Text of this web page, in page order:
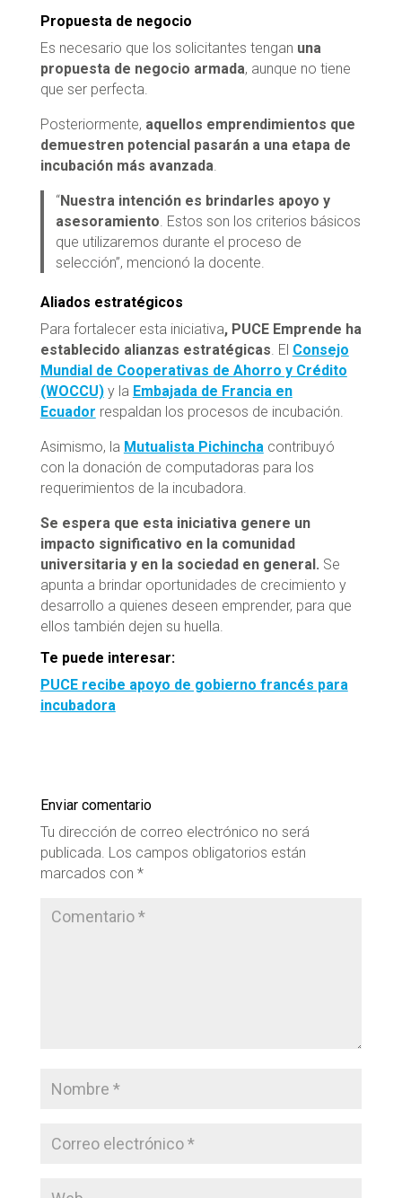
Propuesta de negocio
Es necesario que los solicitantes tengan una
propuesta de negocio armada, aunque no tiene
que ser perfecta.
Posteriormente, aquellos emprendimientos que
demuestren potencial pasarán a una etapa de
incubación más avanzada.
“Nuestra intención es brindarles apoyo y
asesoramiento. Estos son los criterios básicos
que utilizaremos durante el proceso de
selección”, mencionó la docente.
Aliados estratégicos
Para fortalecer esta iniciativa, PUCE Emprende ha
establecido alianzas estratégicas. El Consejo
Mundial de Cooperativas de Ahorro y Crédito
(WOCCU)y la Embajada de Francia en
Ecuador respaldan los procesos de incubación.
Asimismo, la Mutualista Pichinchacontribuyó
con la donación de computadoras para los
requerimientos de la incubadora.
Se espera que esta iniciativa genere un
impacto significativo en la comunidad
universitaria y en la sociedad en general. Se
apunta a brindar oportunidades de crecimiento y
desarrollo a quienes deseen emprender, para que
ellos también dejen su huella.
Te puede interesar:
PUCE recibe apoyo de gobierno francés para
incubadora
Enviar comentario
Tu dirección de correo electrónico no será
publicada. Los campos obligatorios están
marcados con *